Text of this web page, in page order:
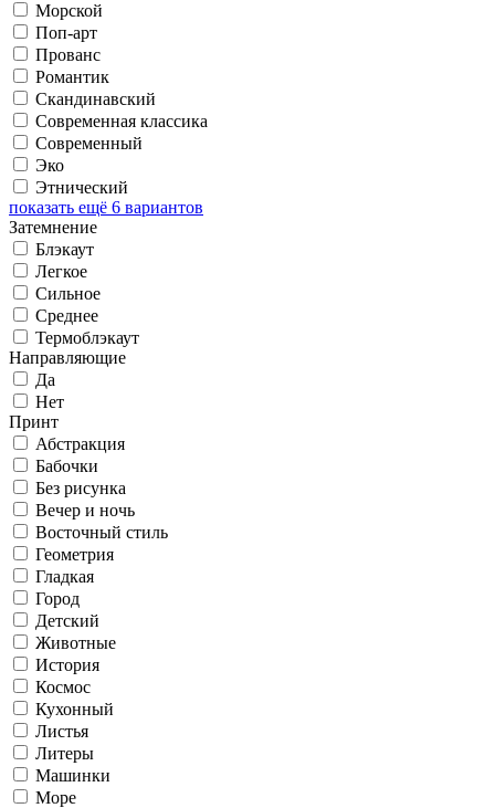
Морской
Поп-арт
Прованс
Романтик
Скандинавский
Современная классика
Современный
Эко
Этнический
показать ещё 6 вариантов
Затемнение
Блэкаут
Легкое
Сильное
Среднее
Термоблэкаут
Направляющие
Да
Нет
Принт
Абстракция
Бабочки
Без рисунка
Вечер и ночь
Восточный стиль
Геометрия
Гладкая
Город
Детский
Животные
История
Космос
Кухонный
Листья
Литеры
Машинки
Море